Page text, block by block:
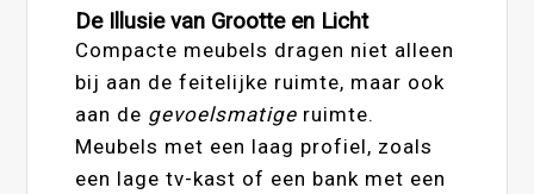
De Illusie van Grootte en Licht
Compacte meubels dragen niet alleen
bij aan de feitelijke ruimte, maar ook
aan de gevoelsmatige ruimte.
Meubels met een laag profiel, zoals
een lage tv-kast of een bank met een